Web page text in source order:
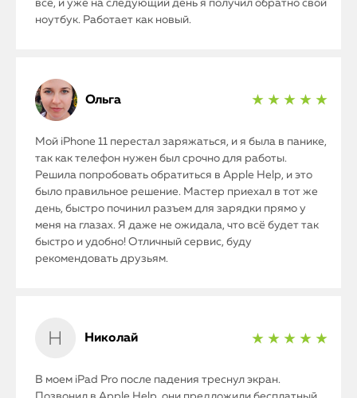
всё, и уже на следующий день я получил обратно свой
ноутбук. Работает как новый.
Ольга ★ ★ ★ ★ ★
Мой iPhone 11 перестал заряжаться, и я была в панике,
так как телефон нужен был срочно для работы.
Решила попробовать обратиться в Apple Help, и это
было правильное решение. Мастер приехал в тот же
день, быстро починил разъем для зарядки прямо у
меня на глазах. Я даже не ожидала, что всё будет так
быстро и удобно! Отличный сервис, буду
рекомендовать друзьям.
Николай ★ ★ ★ ★ ★
В моем iPad Pro после падения треснул экран.